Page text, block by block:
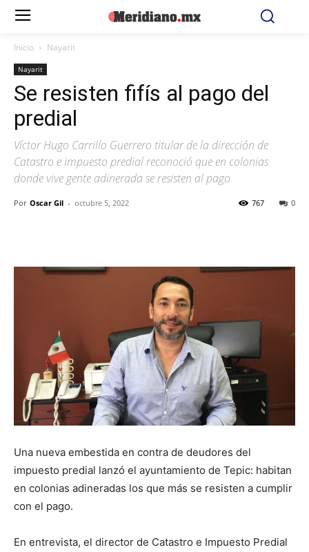
Inicio Nayarit
Nayarit
Se resisten fifís al pago del
predial
Víctor Hugo Carrillo Guerrero titular de la dirección de
Catastro e impuesto predial reconoció que en colonias
donde vive gente adinerada se resisten al pago
Por Oscar Gil - octubre 5, 2022 0
767
Una nueva embestida en contra de deudores del
impuesto predial lanzó el ayuntamiento de Tepic: habitan
en colonias adineradas los que más se resisten a cumplir
con el pago.
En entrevista, el director de Catastro e Impuesto Predial